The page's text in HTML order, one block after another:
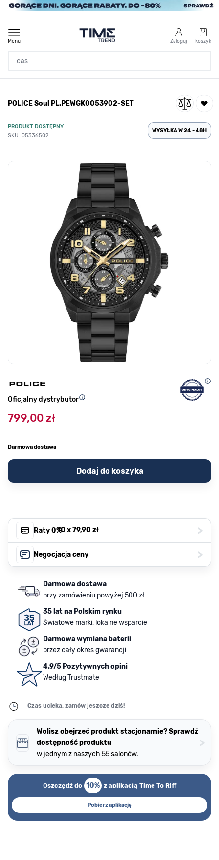
Przejdź do treści
Zaloguj Koszyk
Menu
/
POLICE Soul PL.PEWGK0053902-SET
POLICE Soul PL.PEWGK0053902-SET
PRODUKT DOSTĘPNY
SKU: 05336502
WYSYŁKA W 24 - 48H
Oficjalny dystrybutor
799,00 zł
Darmowa dostawa
Dodaj do koszyka
Raty 0%, 10 x79,90 zł >
Negocjacja ceny >
Darmowa dostawa
przy zamówieniu powyżej 500 zł
35 lat na Polskim rynku
Światowe marki, lokalne wsparcie
Darmowa wymiana baterii
przez cały okres gwarancji
4.9/5 Pozytywnych opini
Według Trustmate
Czas ucieka, zamów jeszcze dziś!
Wolisz obejrzeć produkt stacjonarnie? Sprawdź
dostępność produktu
w jednym z naszych 55 salonów.
>
Oszczędź do 10% z aplikacją Time To Riff
Pobierz aplikację